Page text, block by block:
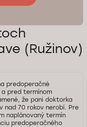
(Ružinov)
predoperačné
pred termínom
že pani doktorka
nad 70 rokov nerobí. Pre
naplánovaný termín
predoperačného